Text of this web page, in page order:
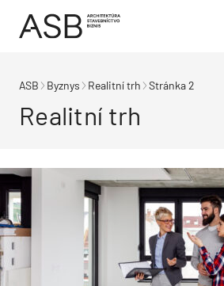
ASB Byznys Realitní trh Stránka 2
Realitní trh